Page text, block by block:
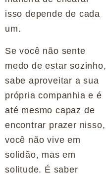
isso depende de cada
um.
Se você não sente
medo de estar sozinho,
sabe aproveitar a sua
própria companhia e é
até mesmo capaz de
encontrar prazer nisso,
você não vive em
solidão, mas em
solitude. É saber